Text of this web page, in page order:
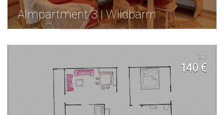
Almpartment 3 | Wildbarrn
ab
140 €